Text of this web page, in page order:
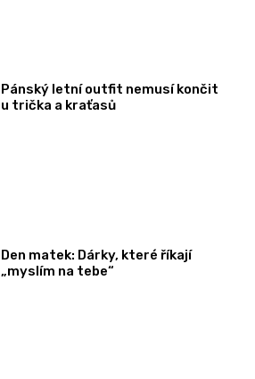
Pánský letní outfit nemusí končit
u trička a kraťasů
Den matek: Dárky, které říkají
„myslím na tebe“